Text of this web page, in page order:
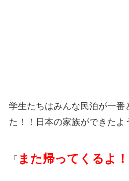
学生たちはみんな民泊が一番
た！！日本の家族ができたよ
「 また帰ってくるよ！